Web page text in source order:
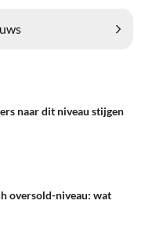
naar dit niveau stijgen
oversold-niveau: wat